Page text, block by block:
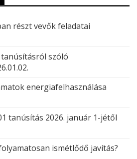
részt vevők feladatai
tanúsításról szóló
energiafelhasználása
tanúsítás 2026. január 1-jétől
ismétlődő javítás?